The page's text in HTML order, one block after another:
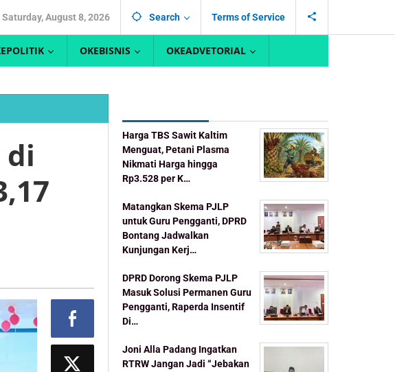
Saturday, August 8, 2026 Search Terms of Service
OKEBISNIS OKEADVETORIAL
di
Harga TBS Sawit Kaltim
Menguat, Petani Plasma
Nikmati Harga hingga
Rp3.528 per K…
Matangkan Skema PJLP
untuk Guru Pengganti, DPRD
Bontang Jadwalkan
Kunjungan Kerj…
DPRD Dorong Skema PJLP
Masuk Solusi Permanen Guru
Pengganti, Raperda Insentif
Di…
Joni Alla Padang Ingatkan
RTRW Jangan Jadi “Jebakan